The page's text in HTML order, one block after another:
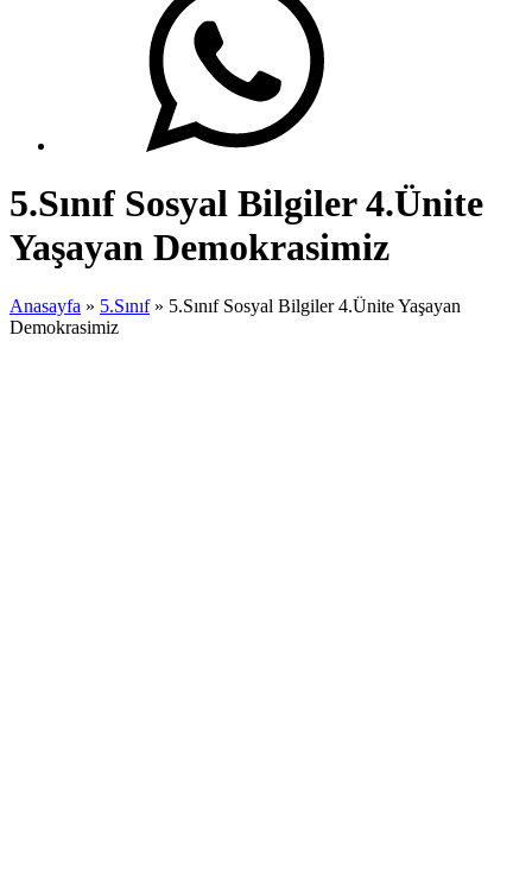
5.Sınıf Sosyal Bilgiler 4.Ünite
Yaşayan Demokrasimiz
Anasayfa » 5.Sınıf » 5.Sınıf Sosyal Bilgiler 4.Ünite Yaşayan
Demokrasimiz